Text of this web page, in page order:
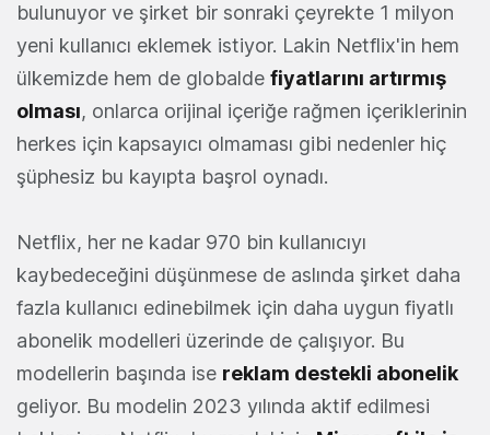
bulunuyor ve şirket bir sonraki çeyrekte 1 milyon
yeni kullanıcı eklemek istiyor. Lakin Netflix'in hem
ülkemizde hem de globalde fiyatlarını artırmış
olması, onlarca orijinal içeriğe rağmen içeriklerinin
herkes için kapsayıcı olmaması gibi nedenler hiç
şüphesiz bu kayıpta başrol oynadı.
Netflix, her ne kadar 970 bin kullanıcıyı
kaybedeceğini düşünmese de aslında şirket daha
fazla kullanıcı edinebilmek için daha uygun fiyatlı
abonelik modelleri üzerinde de çalışıyor. Bu
modellerin başında ise reklam destekli abonelik
geliyor. Bu modelin 2023 yılında aktif edilmesi